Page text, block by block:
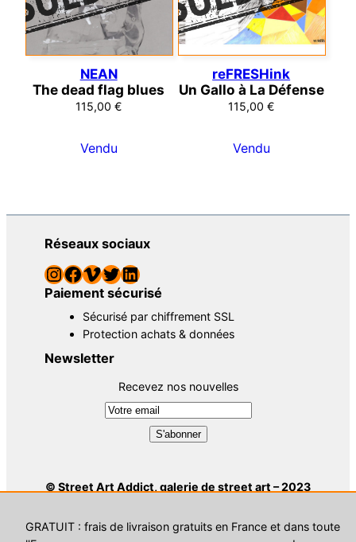
GRATUIT : frais de livraison gratuits en France et dans toute
NEAN
The dead flag blues
115,00 €
Vendu
reFRESHink
Un Gallo à La Défense
115,00 €
Vendu
Réseaux sociaux
InstagramFacebook Vimeo Twitter LinkedIn
Paiement sécurisé
Sécurisé par chiffrement SSL
Protection achats & données
Newsletter
Recevez nos nouvelles
© Street Art Addict, galerie de street art – 2023
digitale